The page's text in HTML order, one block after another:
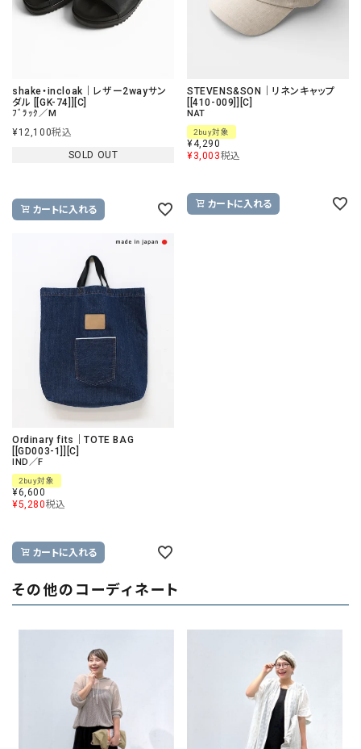
shake・incloak｜レザー2wayサン
ダル [[GK-74]][C]
ﾌﾞﾗｯｸ／M
¥12,100税込
SOLD OUT
カートに入れる
STEVENS&SON｜リネンキャップ
[[410-009]][C]
NAT
2buy対象
¥4,290
¥3,003税込
カートに入れる
Ordinary fits｜TOTE BAG
[[GD003-1]][C]
IND／F
2buy対象
¥6,600
¥5,280税込
カートに入れる
その他のコーディネート